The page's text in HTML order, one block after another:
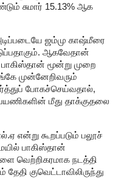
சுமார் 15.13% ஆக
ஜம்மு காஷ்மீரை
ஆகவேதான்
மூன்று முறை
முன்னேறிவரும்
போகச்செய்வதால்,
மீது தாக்குதலை
என்று கூறப்படும் பலூச்
பாகிஸ்தான்
வெற்றிகரமாக நடத்தி
தேதி குவெட்டாவிலிருந்து